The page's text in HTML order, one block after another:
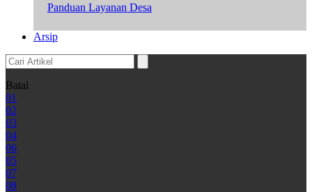
Panduan Layanan Desa
Arsip
Batal
01
02
03
04
06
05
07
08